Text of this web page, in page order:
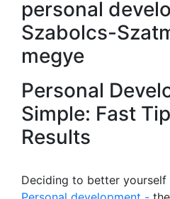
personal
Szabolcs-
megye
Personal
Simple: Fast
Results
Deciding to better